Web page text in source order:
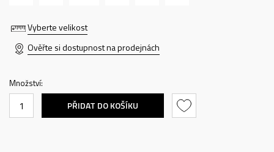
Vyberte velikost
Ověřte si dostupnost na prodejnách
Množství:
PŘIDAT DO KOŠÍKU